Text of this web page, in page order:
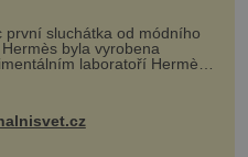
první sluchátka od módního
byla vyrobena
laboratoří Hermès